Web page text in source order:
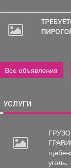
ТРЕБУЕТСЯ - ПЕКАРЬ
Все объявления
УСЛУГИ
уголь,